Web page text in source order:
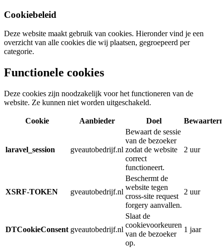
Cookiebeleid
Deze website maakt gebruik van cookies. Hieronder vind je een
overzicht van alle cookies die wij plaatsen, gegroepeerd per
categorie.
Functionele cookies
Deze cookies zijn noodzakelijk voor het functioneren van de
website. Ze kunnen niet worden uitgeschakeld.
Cookie Aanbieder Doel
laravel_session gveautobedrijf.nl
Bewaart de sessie
van de bezoeker
zodat de website
correct
functioneert.
2 uur
XSRF-TOKEN gveautobedrijf.nl
Beschermt de
website tegen
cross-site request
forgery aanvallen.
2 uur
DTCookieConsent gveautobedrijf.nl
Slaat de
cookievoorkeuren
van de bezoeker
op.
1 jaar